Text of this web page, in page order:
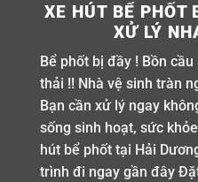
XE HÚT BỂ PHỐT
XỬ LÝ
Bể phốt bị đầy ! Bồn
thải !! Nhà vệ sinh tràn
Bạn cần xử lý ngay
sống sinh hoạt, sức
hút bể phốt tại Hải
trình đi ngay gần đây